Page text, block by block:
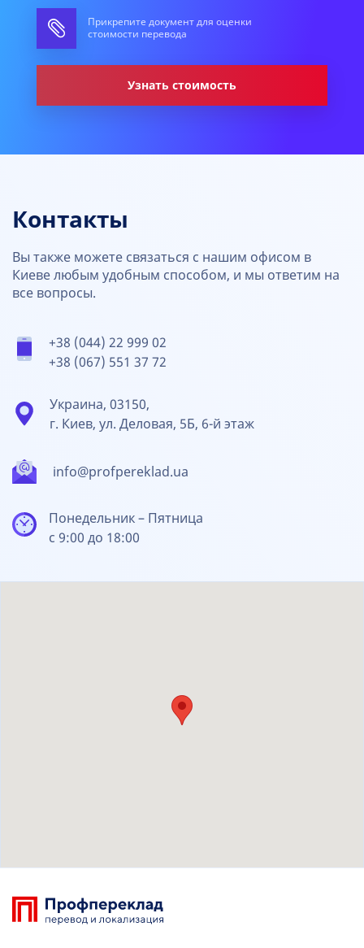
Прикрепите документ для оценки
стоимости перевода
Узнать стоимость
Контакты
Вы также можете связаться с нашим офисом в
Киеве любым удобным способом, и мы ответим на
все вопросы.
+38 (044) 22 999 02
+38 (067) 551 37 72
info@profpereklad.ua
Украина, 03150,
г. Киев, ул. Деловая, 5Б, 6-й этаж
Понедельник – Пятница
с 9:00 до 18:00